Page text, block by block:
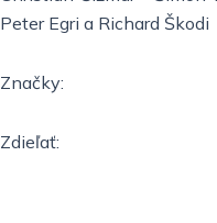
Peter Egri a Richard Škodi
Značky:
Zdieľať: